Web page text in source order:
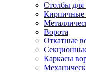
Столбы для
Кирпичные
Ворота
Откатные
Каркасы